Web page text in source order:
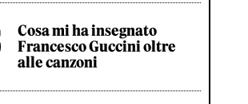
Cosa mi ha insegnato
Francesco Guccini oltre
alle canzoni